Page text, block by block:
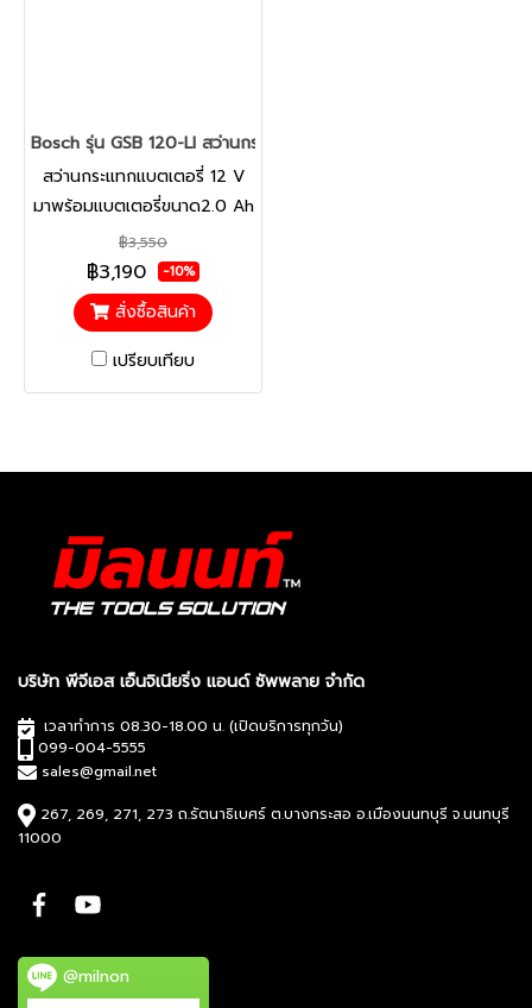
Bosch รุ่น GSB 120-LI สว่านกระแทกแบตเตอรี่ 12 V มาพร้อมแบตเ
สว่านกระแทกแบตเตอรี่ 12 V
มาพร้อมแบตเตอรี่ขนาด2.0 Ah
จำนวน 2 ก้อน Upgrade
แบตเตอรี่ ความยืดหยุ่นสูง
ประหยัดได้มากขึ้น กำลังสูงและ
ยืดหยุ่นในราคาที่เอื้อมถึงสำหรับ
การขันสกรูและการเจาะ ชุดเกียร์
฿3,550
฿3,190 -10%
สั่งซื้อสินค้า
เปรียบเทียบ
บริษัท พีจีเอส เอ็นจิเนียริ่ง แอนด์ ซัพพลาย จำกัด
เวลาทำการ 08.30-18.00 น. (เปิดบริการทุกวัน)
099-004-5555
sales@gmail.net
267, 269, 271, 273 ถ.รัตนาธิเบศร์ ต.บางกระสอ อ.เมืองนนทบุรี จ.นนทบุรี
11000
@milnon